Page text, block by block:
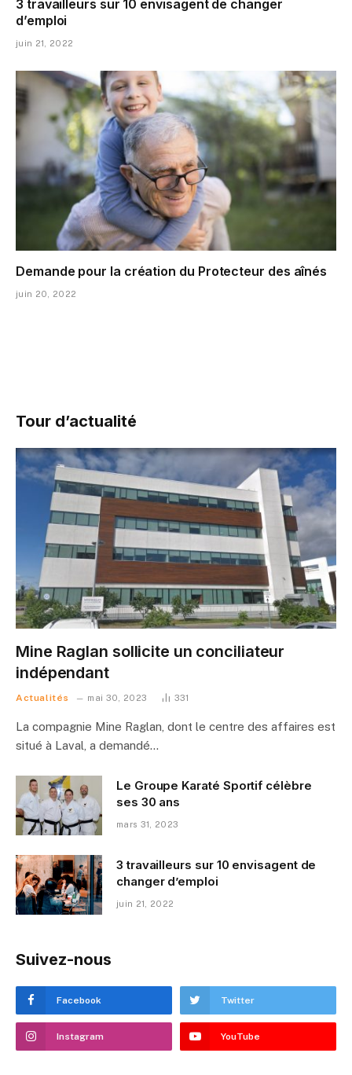
3 travailleurs sur 10 envisagent de changer
d’emploi
juin 21, 2022
Demande pour la création du Protecteur des aînés
juin 20, 2022
Tour d’actualité
Mine Raglan sollicite un conciliateur
indépendant
Actualités mai 30, 2023 331
La compagnie Mine Raglan, dont le centre des affaires est
situé à Laval, a demandé…
Le Groupe Karaté Sportif célèbre
ses 30 ans
mars 31, 2023
3 travailleurs sur 10 envisagent de
changer d’emploi
juin 21, 2022
Suivez-nous
Facebook Twitter
Instagram YouTube